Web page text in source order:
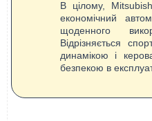
В цілому,
економічний
щоденного
Відрізняється
динамікою і
безпекою в